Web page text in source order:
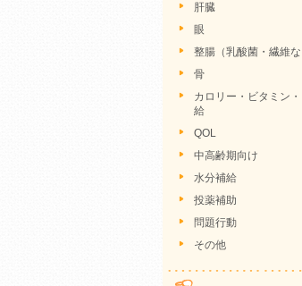
肝臓
眼
整腸（乳酸菌・繊維な
骨
カロリー・ビタミン
給
QOL
中高齢期向け
水分補給
投薬補助
問題行動
その他